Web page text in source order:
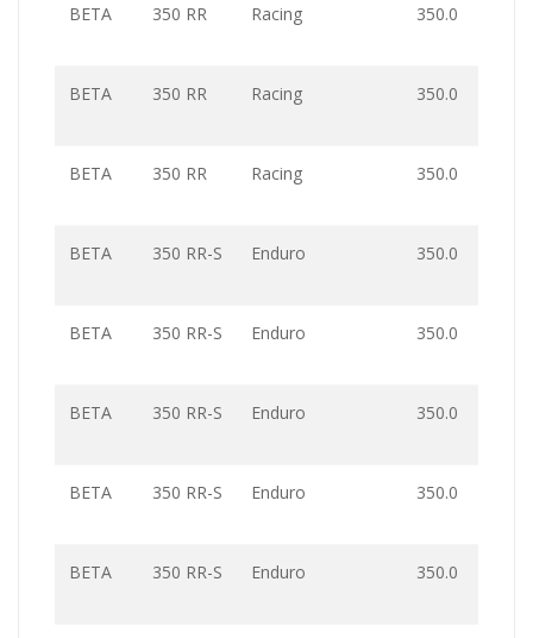
BETA 350 RR Racing 350.0
BETA 350 RR Racing 350.0
BETA 350 RR Racing 350.0
BETA 350 RR-S Enduro 350.0
BETA 350 RR-S Enduro 350.0
BETA 350 RR-S Enduro 350.0
BETA 350 RR-S Enduro 350.0
BETA 350 RR-S Enduro 350.0